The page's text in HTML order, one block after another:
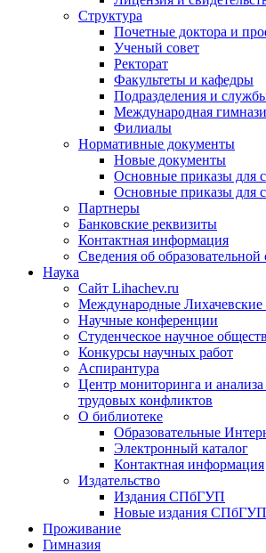
Структура
Почетные доктора и
Ученый совет
Ректорат
Факультеты и кафедры
Подразделения и
Международная
Филиалы
Нормативные документы
Новые документы
Основные приказы для
Основные приказы для
Партнеры
Банковские реквизиты
Контактная информация
Сведения об образовательной
Наука
Сайт Lihachev.ru
Международные Лихачевские
Научные конференции
Студенческое научное
Конкурсы научных работ
Аспирантура
Центр мониторинга и
трудовых конфликтов
О библиотеке
Образовательные
Электронный каталог
Контактная информация
Издательство
Издания СПбГУП
Новые издания СПбГУП
Проживание
Гимназия